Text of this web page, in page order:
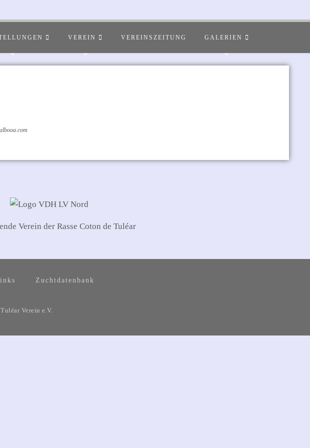
VEREIN VEREINSZEITUNG GALERIEN
Verein der Rasse Coton de Tuléar
Zuchtdatenbank
Verein e.V.